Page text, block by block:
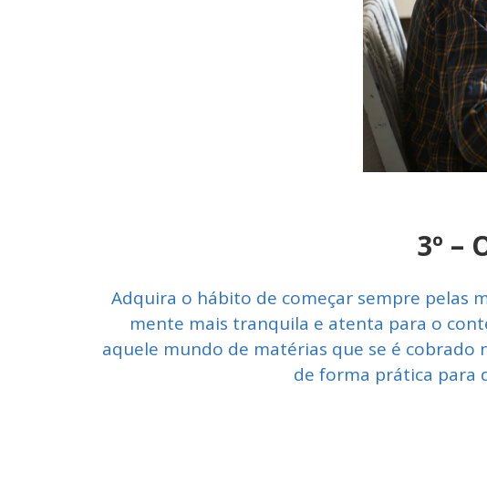
3º –
Adquira o hábito de começar sempre pelas
mente mais tranquila e atenta para o
aquele mundo de matérias que se é
de forma prática para